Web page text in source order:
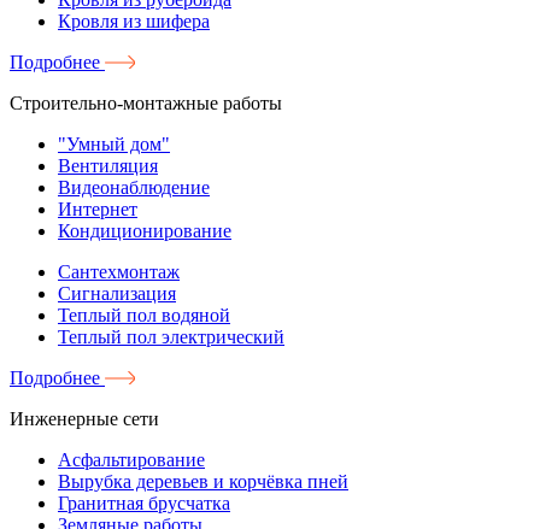
Кровля из шифера
Подробнее
Строительно-монтажные работы
"Умный дом"
Вентиляция
Видеонаблюдение
Интернет
Кондиционирование
Сантехмонтаж
Сигнализация
Теплый пол водяной
Теплый пол электрический
Подробнее
Инженерные сети
Асфальтирование
Вырубка деревьев и корчёвка пней
Гранитная брусчатка